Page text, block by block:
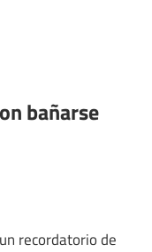
bañarse
recordatorio de